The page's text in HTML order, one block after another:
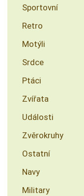
Sportovní
Retro
Motýli
Srdce
Ptáci
Zvířata
Události
Zvěrokruhy
Ostatní
Navy
Military